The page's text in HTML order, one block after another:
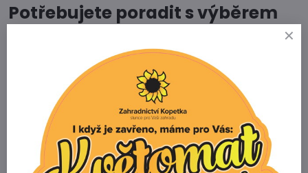
Potřebujete poradit s výběrem
Zahradnictví Kopetka
671 75 Loděnice u Moravského Krumlova
Telefon
+420 731 103 985
Prodejna
+420 607 042 662